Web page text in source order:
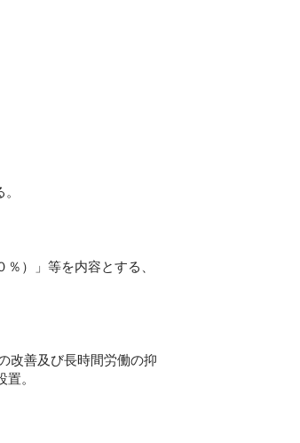
）」等を内容とする、
改善及び長時間労働の抑
。